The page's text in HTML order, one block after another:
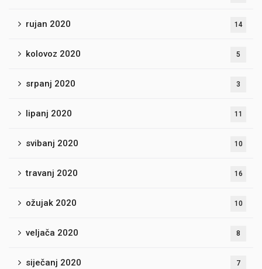
rujan 2020 14
kolovoz 2020 5
srpanj 2020 3
lipanj 2020 11
svibanj 2020 10
travanj 2020 16
ožujak 2020 10
veljača 2020 8
siječanj 2020 7